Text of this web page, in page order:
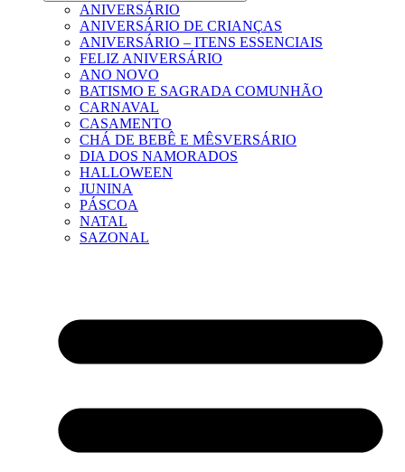
ANIVERSÁRIO
ANIVERSÁRIO DE CRIANÇAS
ANIVERSÁRIO – ITENS ESSENCIAIS
FELIZ ANIVERSÁRIO
ANO NOVO
BATISMO E SAGRADA COMUNHÃO
CARNAVAL
CASAMENTO
CHÁ DE BEBÊ E MÊSVERSÁRIO
DIA DOS NAMORADOS
HALLOWEEN
JUNINA
PÁSCOA
NATAL
SAZONAL